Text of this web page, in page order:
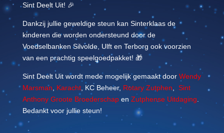
Sint Deelt Uit! 🎉
Dankzij jullie geweldige steun kan Sinterklaas de
kinderen die worden ondersteund door de
Voedselbanken Silvolde, Ulft en Terborg ook voorzien
van een prachtig speelgoedpakket! 🎁
Sint Deelt Uit wordt mede mogelijk gemaakt door Wendy
Marsman
Karacht, KC Beheer, Rotary Zutphen
Sint
Anthony Groote Broederschap en Zutphense Uitdaging
Bedankt voor jullie steun!